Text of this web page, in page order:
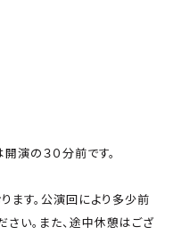
演の３０分前です。
ます。公演回により多少前
さい。また、途中休憩はござ